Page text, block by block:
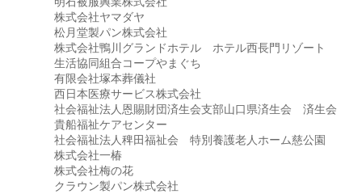
株式会社ヤマダヤ
松月堂製パン株式会社
株式会社鴨川グランドホテル ホテル西長門リゾート
生活協同組合コープやまぐち
有限会社塚本葬儀社
西日本医療サービス株式会社
社会福祉法人恩賜財団済生会支部山口県済生会 済生会
貴船福祉ケアセンター
社会福祉法人稗田福祉会 特別養護老人ホーム慈公園
株式会社一椿
株式会社梅の花
クラウン製パン株式会社